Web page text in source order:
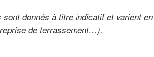
sont donnés à titre indicatif et varient
de terrassement…).